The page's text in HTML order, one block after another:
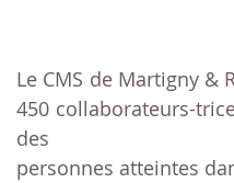
Le CMS de Martigny &
450 collaborateurs-
des
personnes atteintes